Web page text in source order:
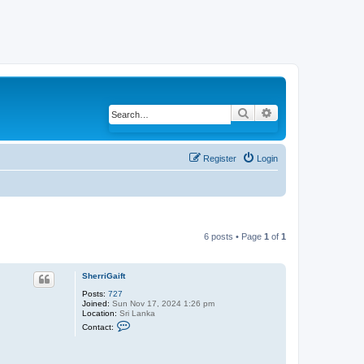
Search
Login
Register
6 posts • Page 1 of 1
SherriGaift
Posts: 727
Joined: Sun Nov 17, 2024 1:26 pm
Location: Sri Lanka
Contact: